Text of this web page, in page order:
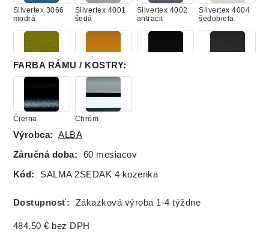
KOŽA
Silvertex 3066
modrá
Silvertex 4001
šedá
Silvertex 4002
antracit
Silvertex 4004
šedobiela
zelená
oranžová
Valencia V1050
Valencia V2074
Valencia V4045
šedá
Valencia V5041
zelená
Valencia V5057
tyrkys medic
žltá
FARBA RÁMU / KOSTRY:
Čierna Chróm
Výrobca: ALBA
Záručná doba: 60 mesiacov
Kód: SALMA 2SEDAK 4 kozenka
Dostupnosť: Zákazková výroba 1-4 týždne
484.50 € bez DPH